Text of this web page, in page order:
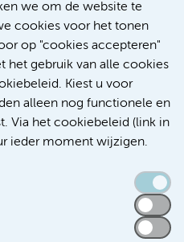
we om de website te
cookies voor het tonen
op "cookies accepteren"
het gebruik van alle cookies
Kiest u voor
alleen nog functionele en
Via het cookiebeleid (link in
ieder moment wijzigen.